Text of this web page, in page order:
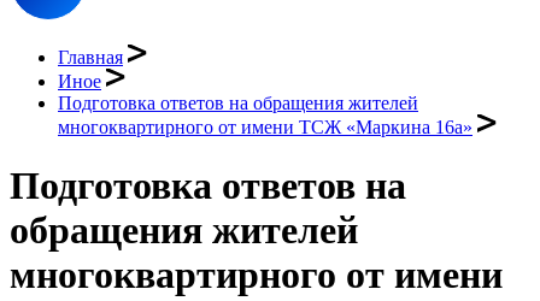
Главная
Иное
Подготовка ответов на обращения жителей
многоквартирного от имени ТСЖ «Маркина 16а»
Подготовка ответов на
обращения жителей
многоквартирного от имени